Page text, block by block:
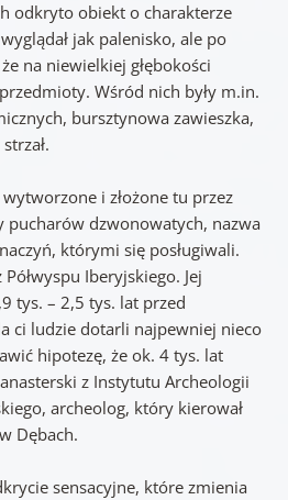
odkryto obiekt o charakterze
jak palenisko, ale po
na niewielkiej głębokości
Wśród nich były m.in.
bursztynowa zawieszka,
i złożone tu przez
pucharów dzwonowatych, nazwa
którymi się posługiwali.
Iberyjskiego. Jej
tys. – 2,5 tys. lat przed
ci ludzie dotarli najpewniej nieco
hipotezę, że ok. 4 tys. lat
z Instytutu Archeologii
archeolog, który kierował
Dębach.
sensacyjne, które zmienia